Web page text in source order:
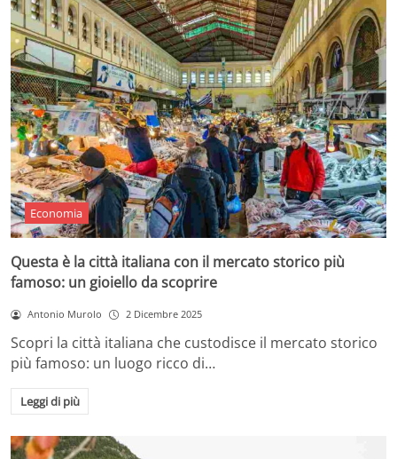
Economia
Questa è la città italiana con il mercato storico più
famoso: un gioiello da scoprire
Antonio Murolo 2 Dicembre 2025
Scopri la città italiana che custodisce il mercato storico
più famoso: un luogo ricco di…
Leggi di più